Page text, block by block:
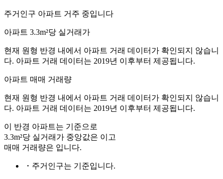
주거인구 아파트 거주 중입니다
아파트 3.3m²당 실거래가
현재 원형 반경 내에서 아파트 거래 데이터가 확인되지 않습니
다. 아파트 거래 데이터는 2019년 이후부터 제공됩니다.
아파트 매매 거래량
현재 원형 반경 내에서 아파트 거래 데이터가 확인되지 않습니
다. 아파트 거래 데이터는 2019년 이후부터 제공됩니다.
이 반경 아파트는 기준으로
3.3m²당 실거래가 중앙값은 이고
매매 거래량은 입니다.
・주거인구는 기준입니다.